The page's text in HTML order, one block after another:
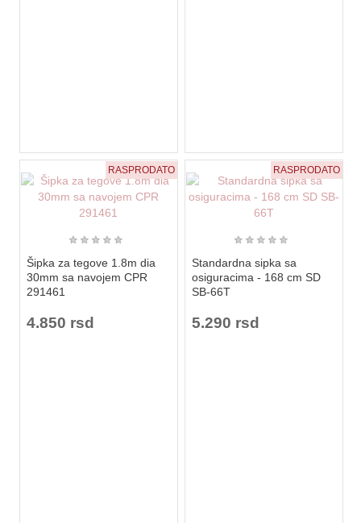
RASPRODATO
★ ★ ★ ★ ★
Šipka za tegove 1.8m dia
30mm sa navojem CPR
291461
4.850 rsd
RASPRODATO
★ ★ ★ ★ ★
Standardna sipka sa
osiguracima - 168 cm SD
SB-66T
5.290 rsd